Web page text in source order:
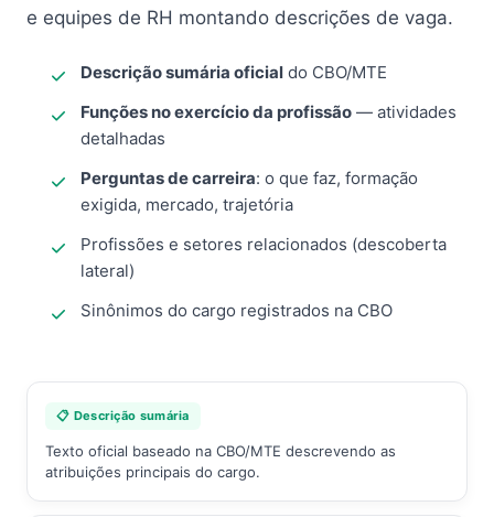
e equipes de RH montando descrições de vaga.
Descrição sumária oficial do CBO/MTE
Funções no exercício da profissão — atividades
detalhadas
Perguntas de carreira: o que faz, formação
exigida, mercado, trajetória
Profissões e setores relacionados (descoberta
lateral)
Sinônimos do cargo registrados na CBO
📋 Descrição sumária
Texto oficial baseado na CBO/MTE descrevendo as
atribuições principais do cargo.